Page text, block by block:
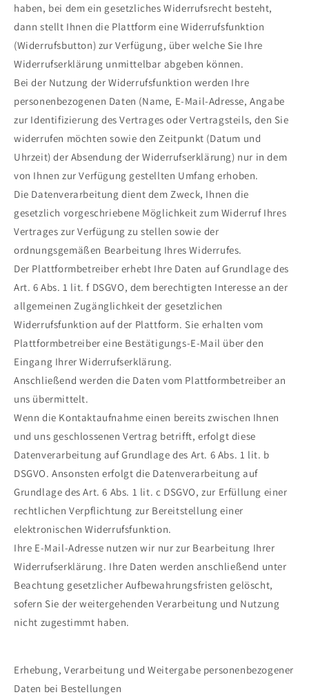
haben, bei dem ein gesetzliches Widerrufsrecht besteht,
dann stellt Ihnen die Plattform eine Widerrufsfunktion
(Widerrufsbutton) zur Verfügung, über welche Sie Ihre
Widerrufserklärung unmittelbar abgeben können.
Bei der Nutzung der Widerrufsfunktion werden Ihre
personenbezogenen Daten (Name, E-Mail-Adresse, Angabe
zur Identifizierung des Vertrages oder Vertragsteils, den Sie
widerrufen möchten sowie den Zeitpunkt (Datum und
Uhrzeit) der Absendung der Widerrufserklärung) nur in dem
von Ihnen zur Verfügung gestellten Umfang erhoben.
Die Datenverarbeitung dient dem Zweck, Ihnen die
gesetzlich vorgeschriebene Möglichkeit zum Widerruf Ihres
Vertrages zur Verfügung zu stellen sowie der
ordnungsgemäßen Bearbeitung Ihres Widerrufes.
Der Plattformbetreiber erhebt Ihre Daten auf Grundlage des
Art. 6 Abs. 1 lit. f DSGVO, dem berechtigten Interesse an der
allgemeinen Zugänglichkeit der gesetzlichen
Widerrufsfunktion auf der Plattform. Sie erhalten vom
Plattformbetreiber eine Bestätigungs-E-Mail über den
Eingang Ihrer Widerrufserklärung.
Anschließend werden die Daten vom Plattformbetreiber an
uns übermittelt.
Wenn die Kontaktaufnahme einen bereits zwischen Ihnen
und uns geschlossenen Vertrag betrifft, erfolgt diese
Datenverarbeitung auf Grundlage des Art. 6 Abs. 1 lit. b
DSGVO. Ansonsten erfolgt die Datenverarbeitung auf
Grundlage des Art. 6 Abs. 1 lit. c DSGVO, zur Erfüllung einer
rechtlichen Verpflichtung zur Bereitstellung einer
elektronischen Widerrufsfunktion.
Ihre E-Mail-Adresse nutzen wir nur zur Bearbeitung Ihrer
Widerrufserklärung. Ihre Daten werden anschließend unter
Beachtung gesetzlicher Aufbewahrungsfristen gelöscht,
sofern Sie der weitergehenden Verarbeitung und Nutzung
nicht zugestimmt haben.
Erhebung, Verarbeitung und Weitergabe personenbezogener
Daten bei Bestellungen